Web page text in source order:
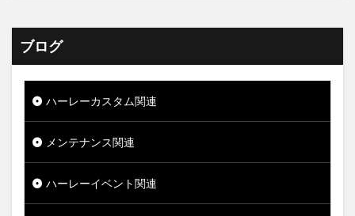
ブログ
ハーレーカスタム関連
メンテナンス関連
ハーレーイベント関連